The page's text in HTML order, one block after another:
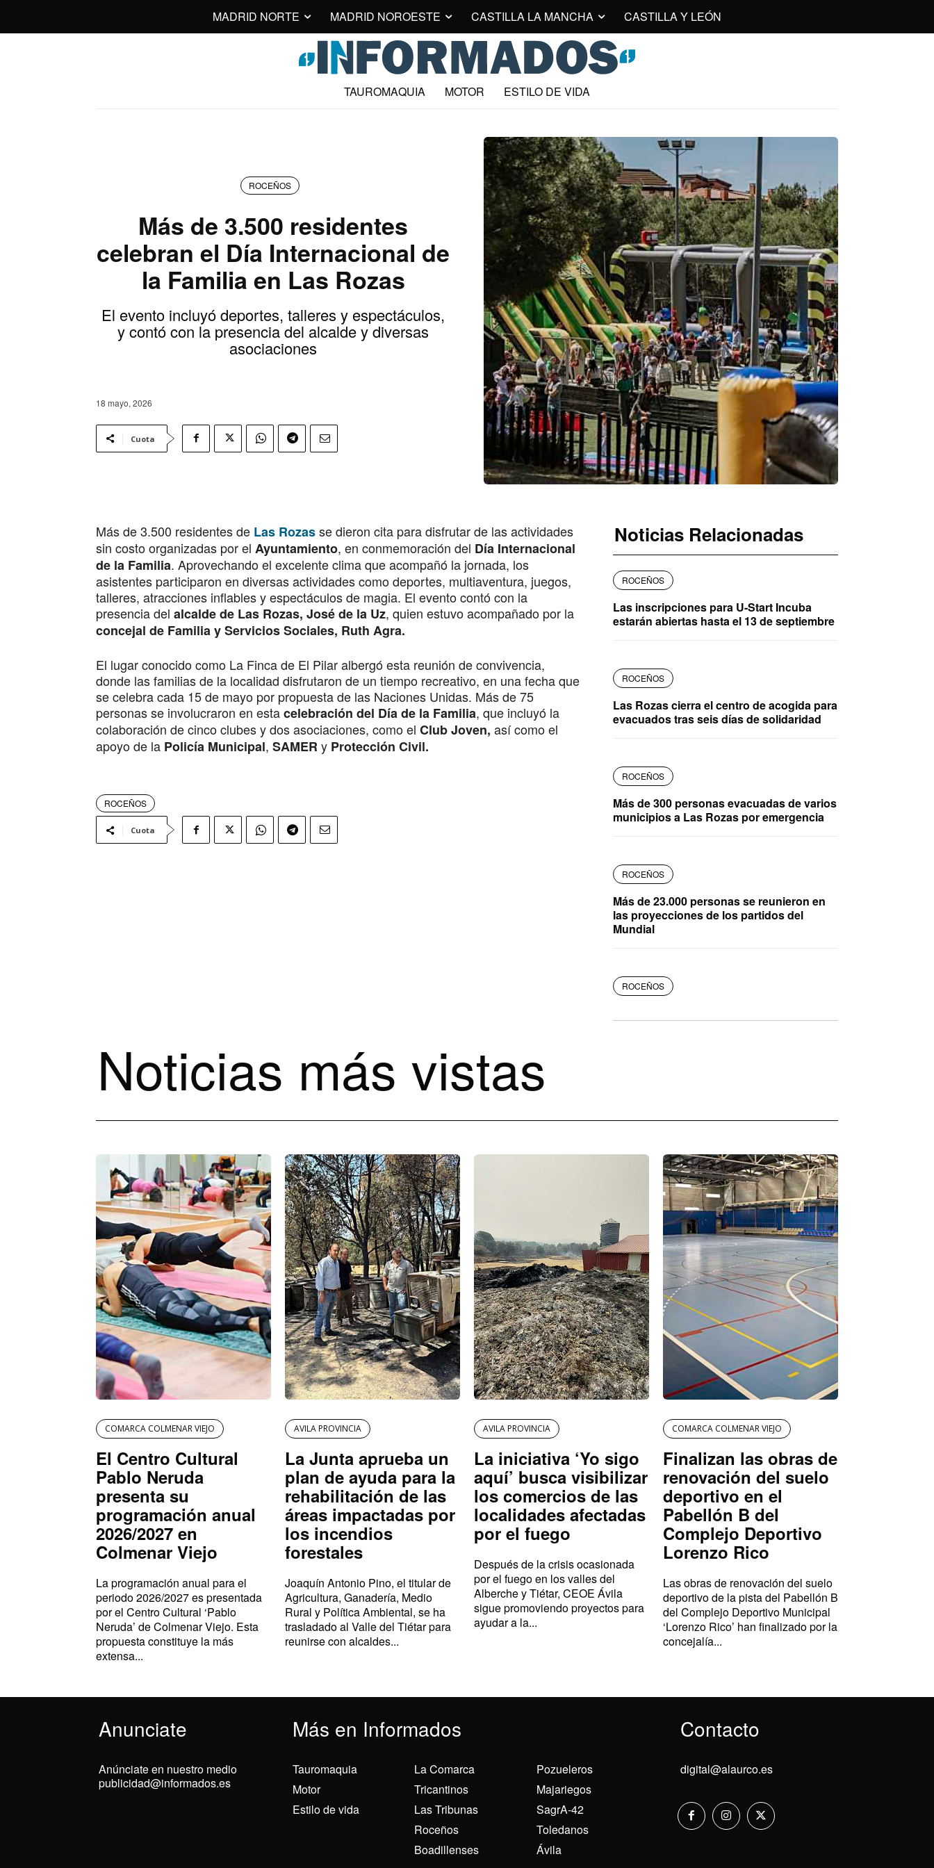
MADRID NORTE MADRID NOROESTE CASTILLA LA MANCHA CASTILLA Y LEÓN
TAUROMAQUIA MOTOR ESTILO DE VIDA
ROCEÑOS
Más de 3.500 residentes
celebran el Día Internacional de
la Familia en Las Rozas
El evento incluyó deportes, talleres y espectáculos,
y contó con la presencia del alcalde y diversas
asociaciones
18 mayo, 2026
Cuota
Más de 3.500 residentes de Las Rozasse dieron cita para disfrutar de las actividades
sin costo organizadas por el Ayuntamiento, en conmemoración del Día Internacional
de la Familia. Aprovechando el excelente clima que acompañó la jornada, los
asistentes participaron en diversas actividades como deportes, multiaventura, juegos,
talleres, atracciones inflables y espectáculos de magia. El evento contó con la
presencia del alcalde de Las Rozas, José de la Uz, quien estuvo acompañado por la
concejal de Familia y Servicios Sociales, Ruth Agra.
El lugar conocido como La Finca de El Pilar albergó esta reunión de convivencia,
donde las familias de la localidad disfrutaron de un tiempo recreativo, en una fecha que
se celebra cada 15 de mayo por propuesta de las Naciones Unidas. Más de 75
personas se involucraron en estacelebración del Día de la Familia, que incluyó la
colaboración de cinco clubes y dos asociaciones, como el Club Joven, así como el
apoyo de la Policía Municipal, SAMERy Protección Civil.
ROCEÑOS
Cuota
Noticias Relacionadas
ROCEÑOS
Las inscripciones para U-Start Incuba
estarán abiertas hasta el 13 de septiembre
ROCEÑOS
Las Rozas cierra el centro de acogida para
evacuados tras seis días de solidaridad
ROCEÑOS
Más de 300 personas evacuadas de varios
municipios a Las Rozas por emergencia
ROCEÑOS
Más de 23.000 personas se reunieron en
las proyecciones de los partidos del
Mundial
ROCEÑOS
Noticias más vistas
COMARCA COLMENAR VIEJO
El Centro Cultural
Pablo Neruda
presenta su
programación anual
2026/2027 en
Colmenar Viejo
La programación anual para el
periodo 2026/2027 es presentada
por el Centro Cultural ‘Pablo
Neruda’ de Colmenar Viejo. Esta
propuesta constituye la más
extensa...
AVILA PROVINCIA
La Junta aprueba un
plan de ayuda para la
rehabilitación de las
áreas impactadas por
los incendios
forestales
Joaquín Antonio Pino, el titular de
Agricultura, Ganadería, Medio
Rural y Política Ambiental, se ha
trasladado al Valle del Tiétar para
reunirse con alcaldes...
AVILA PROVINCIA
La iniciativa ‘Yo sigo
aquí’ busca visibilizar
los comercios de las
localidades afectadas
por el fuego
Después de la crisis ocasionada
por el fuego en los valles del
Alberche y Tiétar, CEOE Ávila
sigue promoviendo proyectos para
ayudar a la...
COMARCA COLMENAR VIEJO
Finalizan las obras de
renovación del suelo
deportivo en el
Pabellón B del
Complejo Deportivo
Lorenzo Rico
Las obras de renovación del suelo
deportivo de la pista del Pabellón B
del Complejo Deportivo Municipal
‘Lorenzo Rico’ han finalizado por la
concejalía...
Anunciate Más en Informados Contacto
Anúnciate en nuestro medio
publicidad@informados.es
Tauromaquia
Motor
Estilo de vida
La Comarca
Tricantinos
Las Tribunas
Roceños
Boadillenses
Pozueleros
Majariegos
SagrA-42
Toledanos
Ávila
digital@alaurco.es